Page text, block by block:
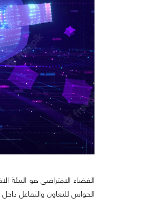
الفضاء الافتراضي هو البيئة
الحواس للتعاون والتفاعل